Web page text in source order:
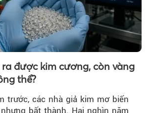
được kim cương, còn vàng
thể?
trước, các nhà giả kim mơ biến
bất thành. Hai nghìn năm